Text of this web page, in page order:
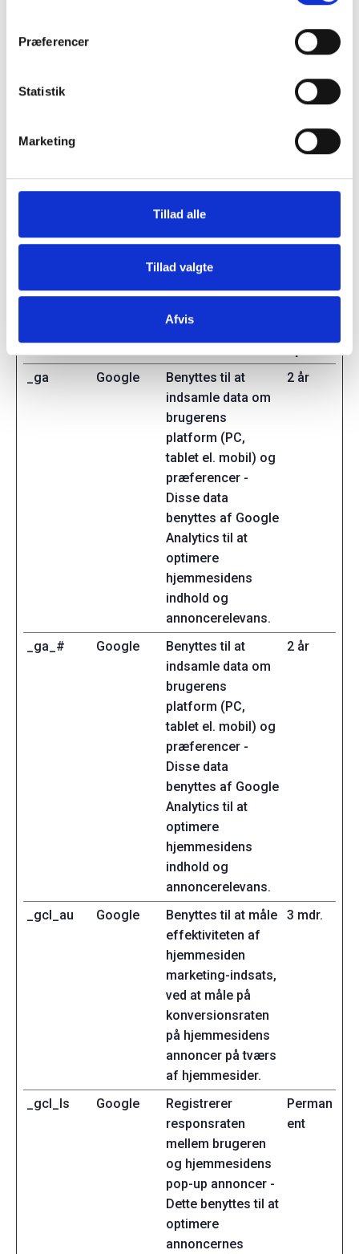
Præferencer
Statistik
Marketing
Tillad alle
Tillad valgte
Afvis
Sessio
Marketing (4)
Marketing cookies bruges til at spore brugere på tværs
af websites. Hensigten er at vise annoncer, der er
dermed mere værdifulde for udgivere og tredjeparts-
annoncører.
Navn Udbyder Formål
_ga
Google
Benyttes til at
indsamle data om
brugerens
platform (PC,
tablet el. mobil) og
præferencer -
Disse data
benyttes af Google
Analytics til at
optimere
hjemmesidens
indhold og
annoncerelevans.
2 år
_ga_# Google
Benyttes til at
indsamle data om
brugerens
platform (PC,
tablet el. mobil) og
præferencer -
Disse data
benyttes af Google
Analytics til at
optimere
hjemmesidens
indhold og
annoncerelevans.
2 år
_gcl_au Google
Benyttes til at måle
effektiviteten af
hjemmesiden
marketing-indsats,
ved at måle på
konversionsraten
på hjemmesidens
annoncer på tværs
af hjemmesider.
3 mdr.
_gcl_ls Google
Registrerer
responsraten
mellem brugeren
og hjemmesidens
pop-up annoncer -
Dette benyttes til at
optimere
annoncernes
Perman
ent